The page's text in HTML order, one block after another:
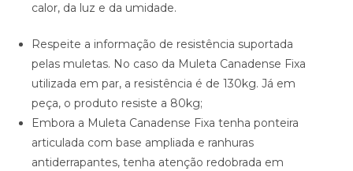
calor, da luz e da umidade.
Respeite a informação de resistência suportada
pelas muletas. No caso da Muleta Canadense Fixa
utilizada em par, a resistência é de 130kg. Já em
peça, o produto resiste a 80kg;
Embora a Muleta Canadense Fixa tenha ponteira
articulada com base ampliada e ranhuras
antiderrapantes, tenha atenção redobrada em